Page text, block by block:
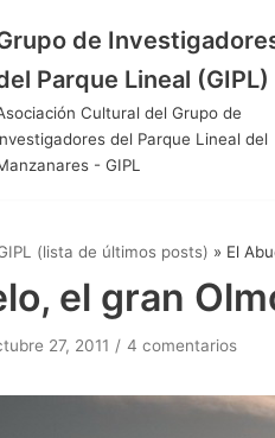
de
Parque Lineal (GIPL)
Cultural del Grupo de
del Parque Lineal del
- GIPL
(lista de últimos posts) » El
el gran
27, 2011 4 comentarios